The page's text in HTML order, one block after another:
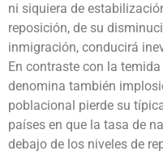
ni siquiera de
reposición, de su
inmigración, conducirá
En contraste con la
denomina también
poblacional pierde su
países en que la tasa de
debajo de los niveles de